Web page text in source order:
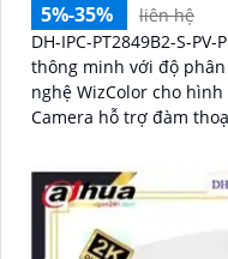
5%-35%
liên hệ
DH-IPC-PT2849B2-S-
thông minh với độ
nghệ WizColor cho
Camera hỗ trợ đàm